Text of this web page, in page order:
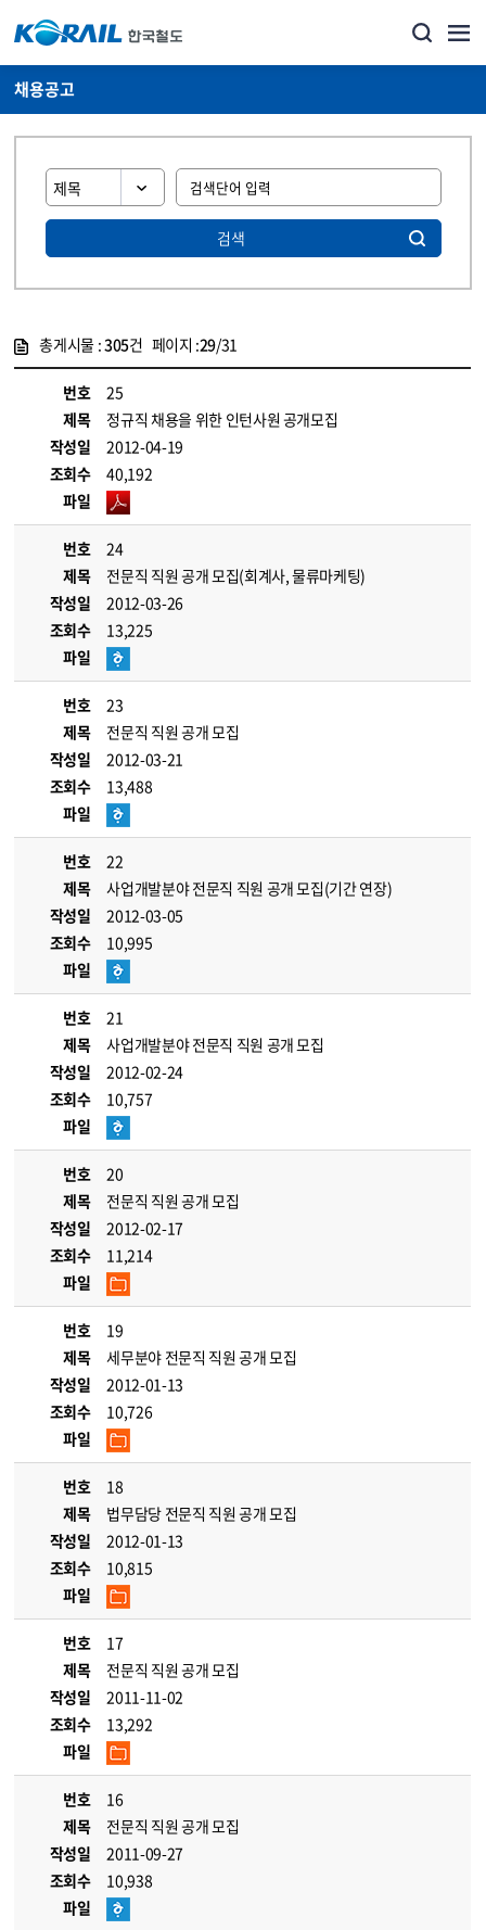
채용공고
검색
총게시물 :305건 페이지 :29/31
번호
25
제목
정규직 채용을 위한 인턴사원 공개모집
작성일
2012-04-19
조회수
40,192
파일
번호
24
제목
전문직 직원 공개 모집(회계사, 물류마케팅)
작성일
2012-03-26
조회수
13,225
파일
번호
23
제목
전문직 직원 공개 모집
작성일
2012-03-21
조회수
13,488
파일
번호
22
제목
사업개발분야 전문직 직원 공개 모집(기간 연장)
작성일
2012-03-05
조회수
10,995
파일
번호
21
제목
사업개발분야 전문직 직원 공개 모집
작성일
2012-02-24
조회수
10,757
파일
번호
20
제목
전문직 직원 공개 모집
작성일
2012-02-17
조회수
11,214
파일
번호
19
제목
세무분야 전문직 직원 공개 모집
작성일
2012-01-13
조회수
10,726
파일
번호
18
제목
법무담당 전문직 직원 공개 모집
작성일
2012-01-13
조회수
10,815
파일
번호
17
제목
전문직 직원 공개 모집
작성일
2011-11-02
조회수
13,292
파일
번호
16
제목
전문직 직원 공개 모집
작성일
2011-09-27
조회수
10,938
파일